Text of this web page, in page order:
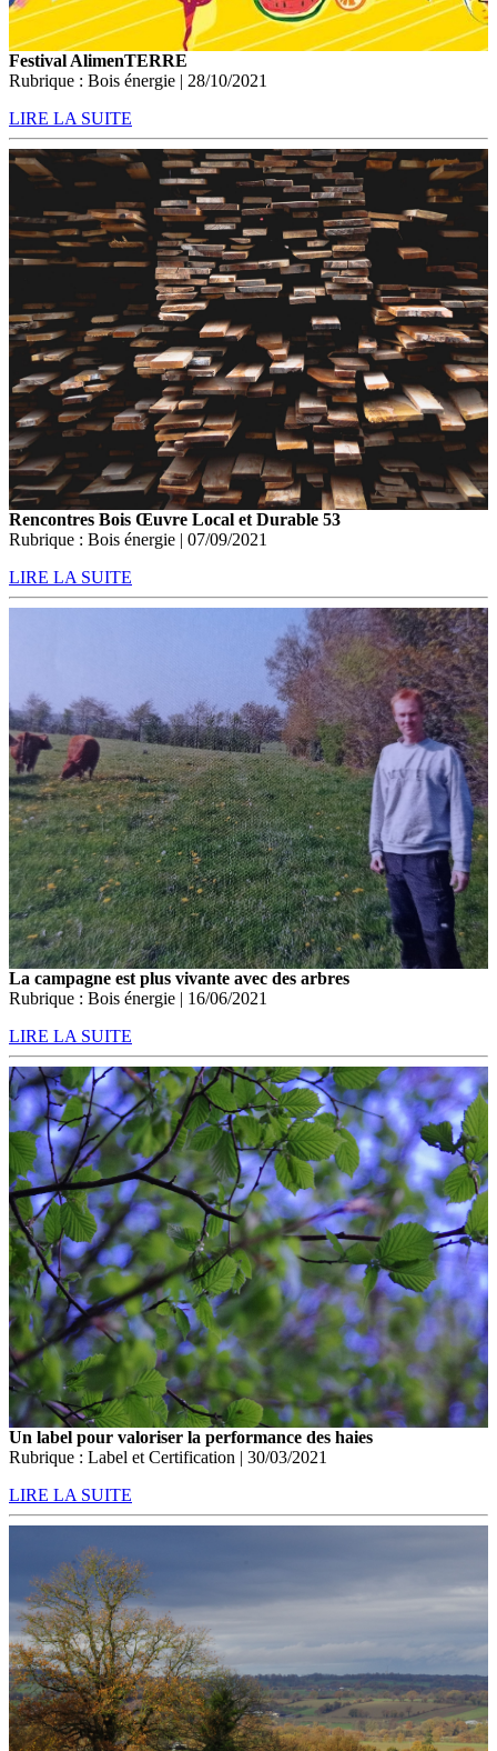
Festival AlimenTERRE
Rubrique : Bois énergie | 28/10/2021
LIRE LA SUITE
Rencontres Bois Œuvre Local et Durable 53
Rubrique : Bois énergie | 07/09/2021
LIRE LA SUITE
La campagne est plus vivante avec des arbres
Rubrique : Bois énergie | 16/06/2021
LIRE LA SUITE
Un label pour valoriser la performance des haies
Rubrique : Label et Certification | 30/03/2021
LIRE LA SUITE